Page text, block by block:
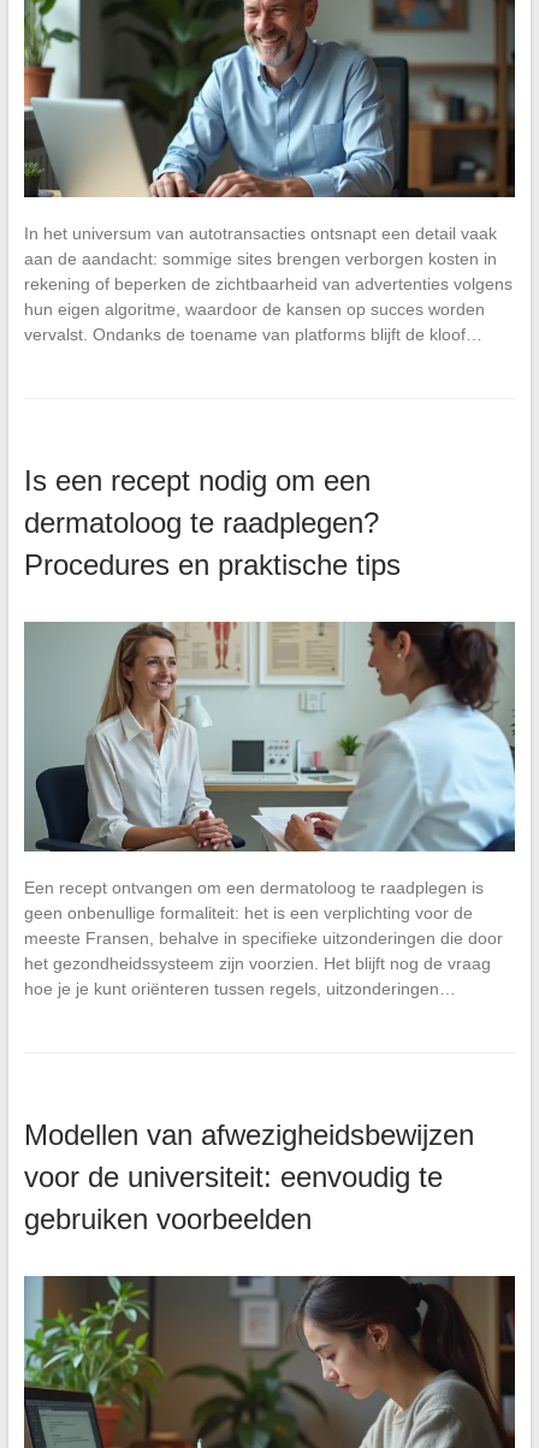
In het universum van autotransacties ontsnapt een detail vaak
aan de aandacht: sommige sites brengen verborgen kosten in
rekening of beperken de zichtbaarheid van advertenties volgens
hun eigen algoritme, waardoor de kansen op succes worden
vervalst. Ondanks de toename van platforms blijft de kloof…
Is een recept nodig om een
dermatoloog te raadplegen?
Procedures en praktische tips
Een recept ontvangen om een dermatoloog te raadplegen is
geen onbenullige formaliteit: het is een verplichting voor de
meeste Fransen, behalve in specifieke uitzonderingen die door
het gezondheidssysteem zijn voorzien. Het blijft nog de vraag
hoe je je kunt oriënteren tussen regels, uitzonderingen…
Modellen van afwezigheidsbewijzen
voor de universiteit: eenvoudig te
gebruiken voorbeelden